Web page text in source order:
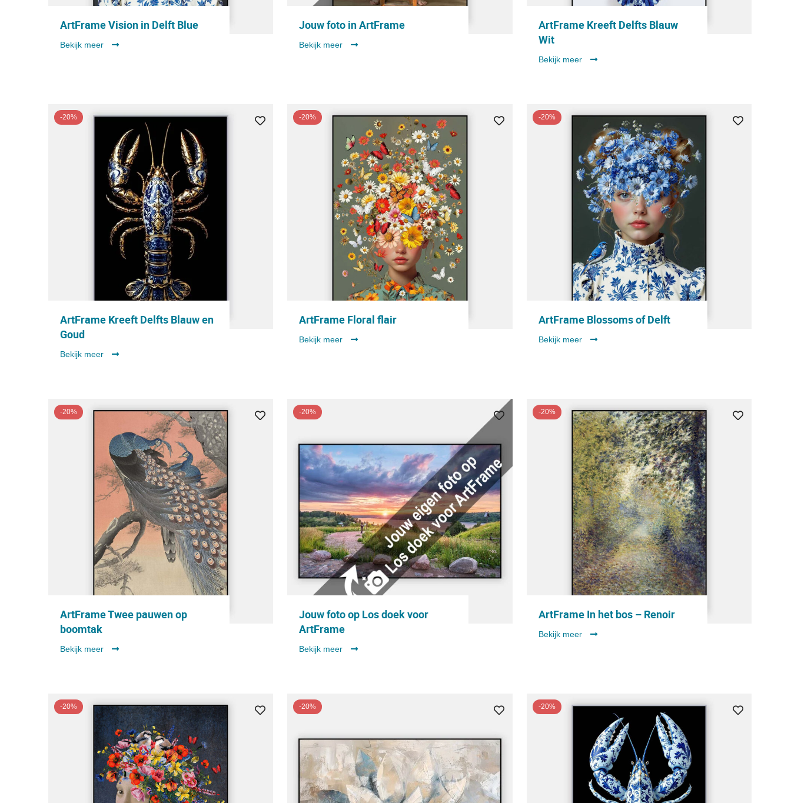
ArtFrame Vision in Delft Blue
Bekijk meer
Jouw foto in ArtFrame
Bekijk meer
ArtFrame Kreeft Delfts Blauw
Wit
Bekijk meer
-20%
ArtFrame Kreeft Delfts Blauw en
Goud
Bekijk meer
-20%
ArtFrame Floral flair
Bekijk meer
-20%
ArtFrame Blossoms of Delft
Bekijk meer
-20%
ArtFrame Twee pauwen op
boomtak
Bekijk meer
-20%
Jouw foto op Los doek voor
ArtFrame
Bekijk meer
-20%
ArtFrame In het bos – Renoir
Bekijk meer
-20% -20% -20%